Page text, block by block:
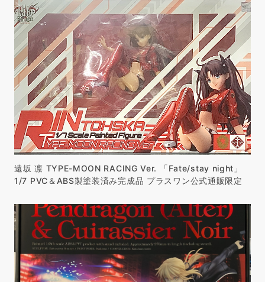
遠坂 凛 TYPE-MOON RACING Ver. 「Fate/stay night」
1/7 PVC＆ABS製塗装済み完成品 プラスワン公式通販限定